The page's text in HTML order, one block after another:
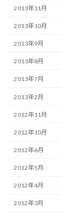
2013年11月
2013年10月
2013年9月
2013年8月
2013年7月
2013年2月
2012年11月
2012年10月
2012年6月
2012年5月
2012年4月
2012年3月